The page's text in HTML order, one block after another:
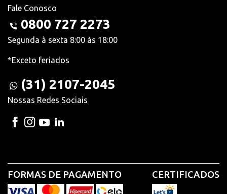
Fale Conosco
0800 727 2273
Segunda à sexta 8:00 às 18:00
*Exceto feriados
(31) 2107-2045
Nossas Redes Sociais
FORMAS DE PAGAMENTO CERTIFICADOS